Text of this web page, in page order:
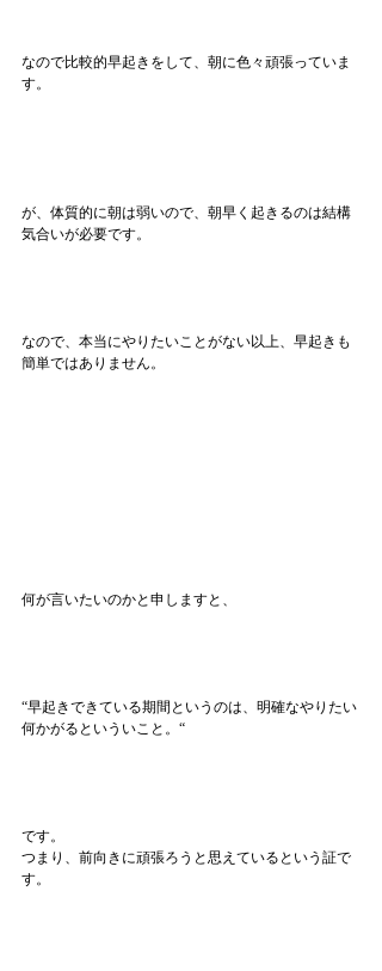
なので比較的早起きをして、朝に色々頑張っていま
す。
が、体質的に朝は弱いので、朝早く起きるのは結構
気合いが必要です。
なので、本当にやりたいことがない以上、早起きも
簡単ではありません。
何が言いたいのかと申しますと、
“早起きできている期間というのは、明確なやりたい
何かがるといういこと。“
です。
つまり、前向きに頑張ろうと思えているという証で
す。